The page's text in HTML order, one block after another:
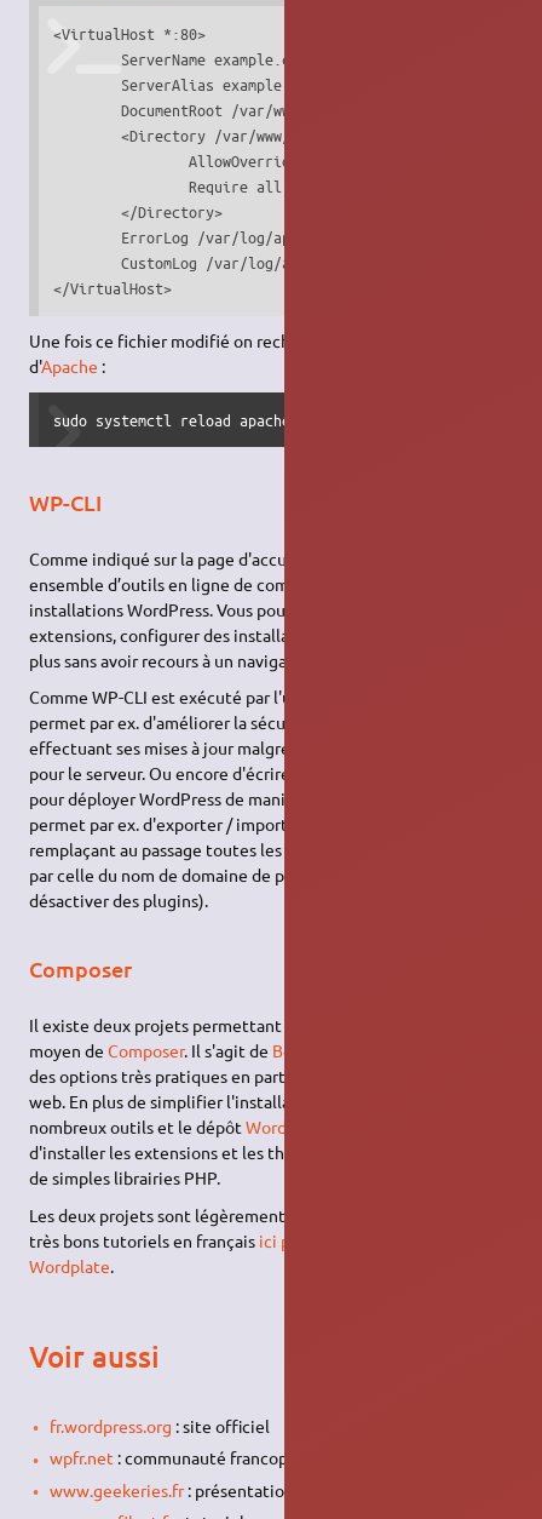
<VirtualHost *:80>
        ServerName example.com
        ServerAlias example.org *.example.com
        DocumentRoot /var/www/wordpress
        <Directory /var/www/wordpress>
                AllowOverride all
                Require all granted
        </Directory>
        ErrorLog /var/log/apache2/error.wordpress.log
CustomLog /var/log/apache2/access.wordpress.log
</VirtualHost>
Une fois ce fichier modifié on recharge la configuration
d'Apache :
sudo systemctl reload apache2
WP-CLI
Comme indiqué sur la page d'accueil du projet : "
ensemble d’outils en ligne de commande pour gérer vos
installations WordPress. Vous pouvez mettre à jour les
extensions, configurer des installations multisite et beaucoup
plus sans avoir recours à un navigateur web."
Comme WP-CLI est exécuté par l'utilisateur Linux courant, cela
permet par ex. d'améliorer la sécurité de WordPress en
effectuant ses mises à jour malgré des permissions plus strictes
pour le serveur. Ou encore d'écrire des scripts
pour déployer WordPress de manière automatisée (WP-CLI
permet par ex. d'exporter / importer la base de données en
remplaçant au passage toutes les occurrences de l'
par celle du nom de domaine de production, et d'activer ou de
désactiver des plugins).
Composer
Il existe deux projets permettant de déployer WordPress au
moyen deComposer. Il s'agit de Bedrock
des options très pratiques en particulier pour les développeurs
web. En plus de simplifier l'installation ils intègrent de
nombreux outils et le dépôtWordPress Packagist
d'installer les extensions et les thèmes de WordPress comme
de simples librairies PHP.
Les deux projets sont légèrement différents, vous trouverez de
très bons tutoriels en français ici pour Bedrock
Wordplate.
Voir aussi
fr.wordpress.org : site officiel
wpfr.net : communauté francophone
www.geekeries.fr: présentations de ressources WordPress